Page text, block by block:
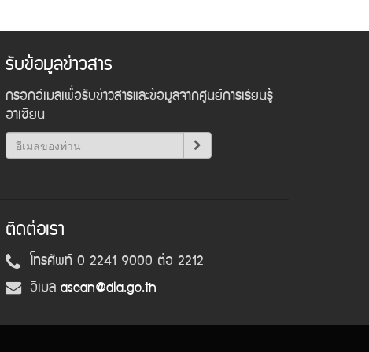
รับข้อมูลข่าวสาร
กรอกอีเมลเพื่อรับข่าวสารและข้อมูลจากศูนย์การเรียนรู้
อาเซียน
ติดต่อเรา
โทรศัพท์ 0 2241 9000 ต่อ 2212
อีเมล asean@dla.go.th